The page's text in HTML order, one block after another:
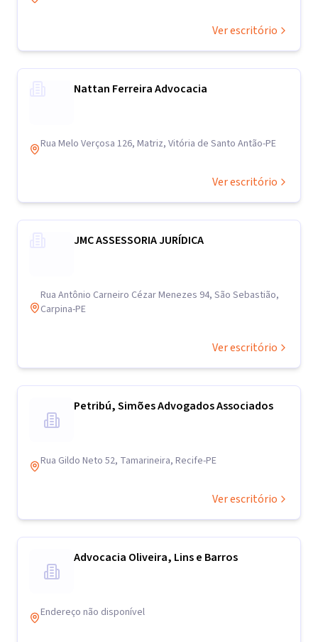
Ver escritório
Nattan Ferreira Advocacia
Rua Melo Verçosa 126, Matriz, Vitória de Santo Antão-PE
Ver escritório
JMC ASSESSORIA JURÍDICA
Rua Antônio Carneiro Cézar Menezes 94, São Sebastião,
Carpina-PE
Ver escritório
Petribú, Simões Advogados Associados
Rua Gildo Neto 52, Tamarineira, Recife-PE
Ver escritório
Advocacia Oliveira, Lins e Barros
Endereço não disponível